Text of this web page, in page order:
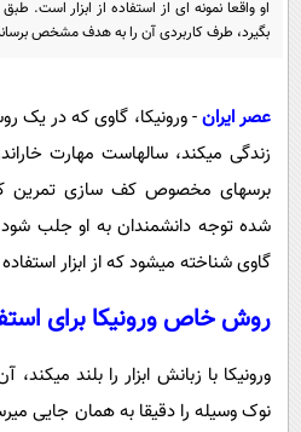
سرگرمی
حوادث
محیط زیست
سلامت
بین الملل
اجتماعی
حیات وحش
پیامک
دانلود
او واقعا نمونه ای از استفاده از ابزار است.
بگیرد، طرف کاربردی آن را به هدف مشخص
عصر ایران- ورونیکا، گاوی که در یک
زندگی میکند، سالهاست مهارت
برسهای مخصوص کف سازی تمرین
شده توجه دانشمندان به او جلب شود
گاوی شناخته میشود که از ابزار
روش خاص ورونیکا برای
ورونیکا با زبانش ابزار را بلند
نوک وسیله را دقیقا به همان جایی